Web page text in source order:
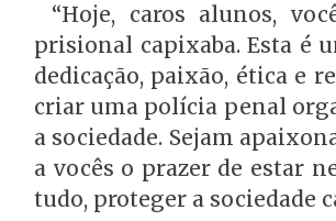
“Hoje, caros alunos,
prisional capixaba. Esta é
dedicação, paixão, ética e
criar uma polícia penal
a sociedade. Sejam
a vocês o prazer de estar
tudo, proteger a sociedade